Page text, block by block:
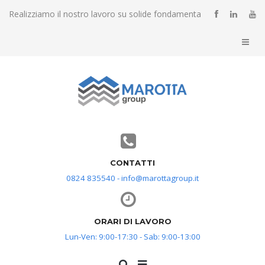
Realizziamo il nostro lavoro su solide fondamenta
CONTATTI
0824 835540 - info@marottagroup.it
ORARI DI LAVORO
Lun-Ven: 9:00-17:30 - Sab: 9:00-13:00